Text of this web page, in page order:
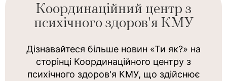
Координаційний центр з
психічного здоров'я КМУ
Дізнавайтеся більше новин «Ти як?» на
сторінці Координаційного центру з
психічного здоров'я КМУ, що здійснює